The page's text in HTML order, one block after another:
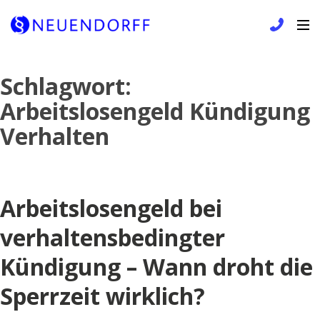
to
content
Schlagwort:
Arbeitslosengeld Kündigung
Verhalten
Arbeitslosengeld bei
verhaltensbedingter
Kündigung – Wann droht die
Sperrzeit wirklich?